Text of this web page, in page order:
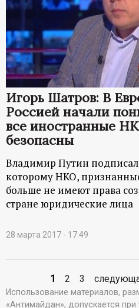
Игорь Шатров: В
Россией начали
все иностранные
безопасны
Владимир Путин подписал
которому НКО,
больше не имеют права
стране юридические лица
28 марта 2017 - 17:49
С
1 2 3
Использование материалов,
«Антимайдан», допускается при